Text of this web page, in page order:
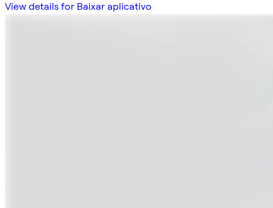
View details for Baixar aplicativo